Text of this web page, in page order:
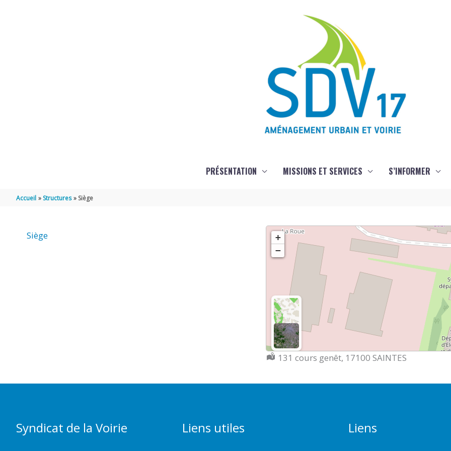
PRÉSENTATION MISSIONS ET SERVICES S’INFORMER
Accueil Structures Siège
Siège
+
−
Localisation :
131 cours genêt, 17100 SAINTES
Syndicat de la Voirie Liens utiles Liens